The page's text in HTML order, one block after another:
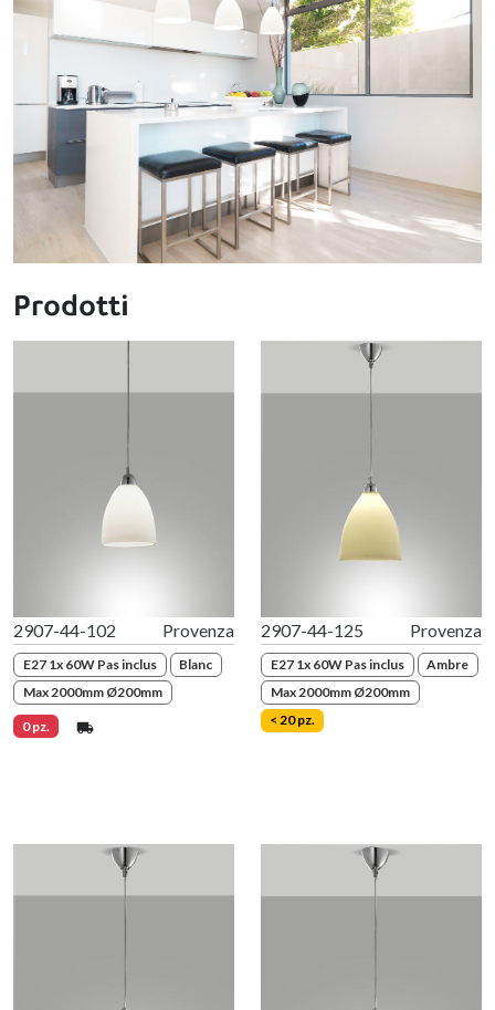
Prodotti
2907-44-102 Provenza
E27 1x 60W Pas inclus
Blanc
Max 2000mm Ø200mm
0 pz.
2907-44-125 Provenza
E27 1x 60W Pas inclus
Ambre
Max 2000mm Ø200mm
< 20 pz.